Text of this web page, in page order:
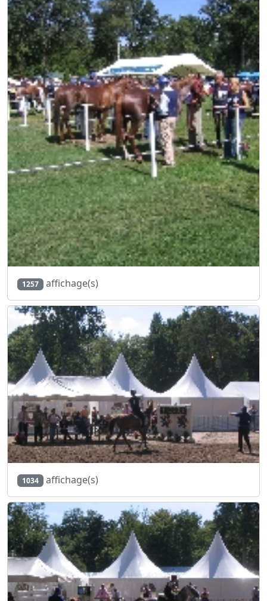
1257 affichage(s)
1034 affichage(s)